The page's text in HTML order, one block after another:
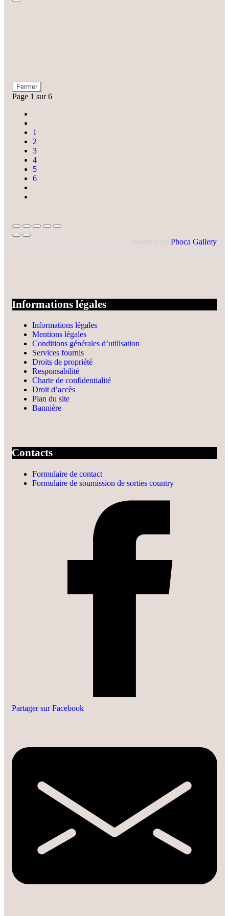
Fermer
Page 1 sur 6
1
2
3
4
5
6
Powered by Phoca Gallery
Informations légales
Informations légales
Mentions légales
Conditions générales d’utilisation
Services fournis
Droits de propriété
Responsabilité
Charte de confidentialité
Droit d’accès
Plan du site
Bannière
Contacts
Formulaire de contact
Formulaire de soumission de sorties country
Partager sur Facebook